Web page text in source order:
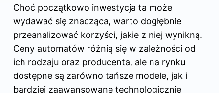
Choć początkowo inwestycja ta może
wydawać się znacząca, warto dogłębnie
przeanalizować korzyści, jakie z niej wynikną.
Ceny automatów różnią się w zależności od
ich rodzaju oraz producenta, ale na rynku
dostępne są zarówno tańsze modele, jak i
bardziej zaawansowane technologicznie